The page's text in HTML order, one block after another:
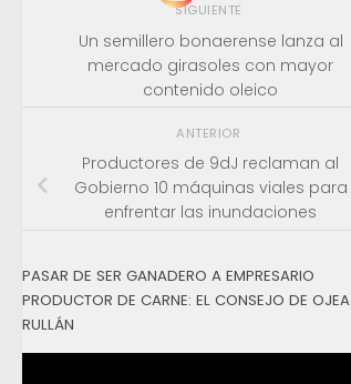
SIGUIENTE
Un semillero bonaerense lanza al
mercado girasoles con mayor
contenido oleico
ANTERIOR
Productores de 9dJ reclaman al
Gobierno 10 máquinas viales para
enfrentar las inundaciones
PASAR DE SER GANADERO A EMPRESARIO
PRODUCTOR DE CARNE: EL CONSEJO DE OJEA
RULLÁN